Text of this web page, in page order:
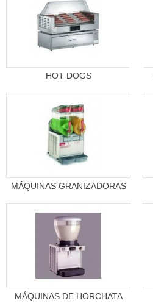
HOT DOGS
MÁQUINAS GRANIZADORAS
MÁQUINAS DE HORCHATA